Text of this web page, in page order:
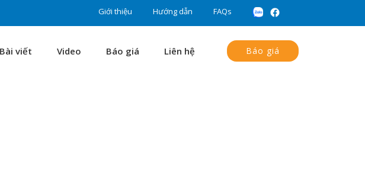
Giới thiệu Hướng dẫn FAQs
Bài viết Video Báo giá Liên hệ Báo giá